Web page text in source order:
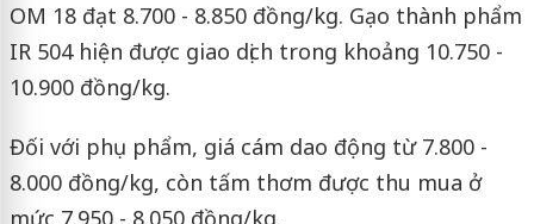
OM 18 đạt 8.700 - 8.850 đồng/kg. Gạo thành phẩm
IR 504 hiện được giao dịch trong khoảng 10.750 -
10.900 đồng/kg.
Đối với phụ phẩm, giá cám dao động từ 7.800 -
8.000 đồng/kg, còn tấm thơm được thu mua ở
mức 7.950 - 8.050 đồng/kg.